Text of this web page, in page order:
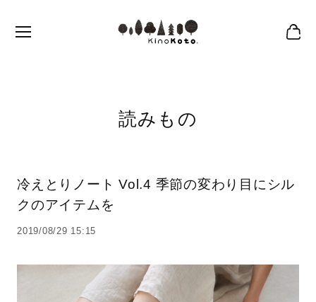
読みもの
冷えとりノート Vol.4 季節の変わり目にシル
クのアイテムを
2019/08/29 15:15